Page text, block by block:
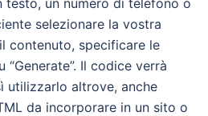
testo, un numero di telefono o
selezionare la vostra
contenuto, specificare le
Il codice verrà
utilizzarlo altrove, anche
da incorporare in un sito o